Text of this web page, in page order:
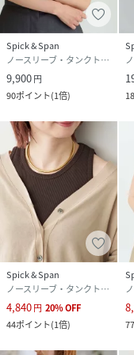
色移りにご注意くだ
【ホワイト】
日光や蛍光灯の光に
るので、長時間の直
違って見える場合が
商品の色味は、商品
また、お客様のお使
違って見える場合が
予めご了承の上ご注文
性別タイプ
原産国 日
素材
サイズ フ
Spick & Span
ノースリーブ・タンクトップ
9,900円
90ポイント(1倍)
Spick & Span
ノースリーブ・タンクトップ
4,840円 20%OFF
44ポイント(1倍)
77